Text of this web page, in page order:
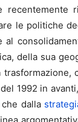
recentemente
le politiche
della sua
1992 in
che dalla